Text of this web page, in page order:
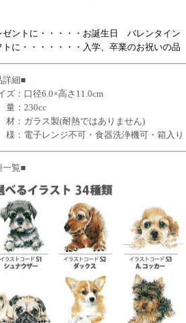
ゼントに・・・・・お誕生日 バレンタ
トに・・・・・・・入学、卒業のお祝い
詳細■
ズ：口径6.0×高さ11.0cm
：230cc
：ガラス製(耐熱ではありません)
：電子レンジ不可・食器洗浄機可・箱入り
一覧■